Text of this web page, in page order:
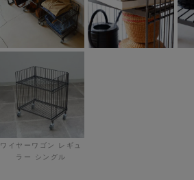
ワイヤーワゴン レギュ
ラー シングル